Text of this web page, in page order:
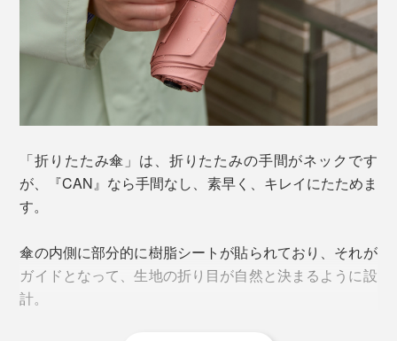
「スマホで通話しながら」「車のシートに座ったまま」
でもラクラク開閉。髪や服が濡れるのを防いでくれま
す。
「折りたたみ傘」は、折りたたみの手間がネックです
が、『CAN』なら手間なし、素早く、キレイにたためま
す。
傘の内側に部分的に樹脂シートが貼られており、それが
ガイドとなって、生地の折り目が自然と決まるように設
計。